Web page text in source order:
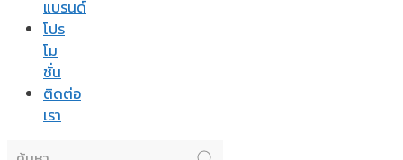
แบรนด์
โปร
โม
ชั่น
ติดต่อ
เรา